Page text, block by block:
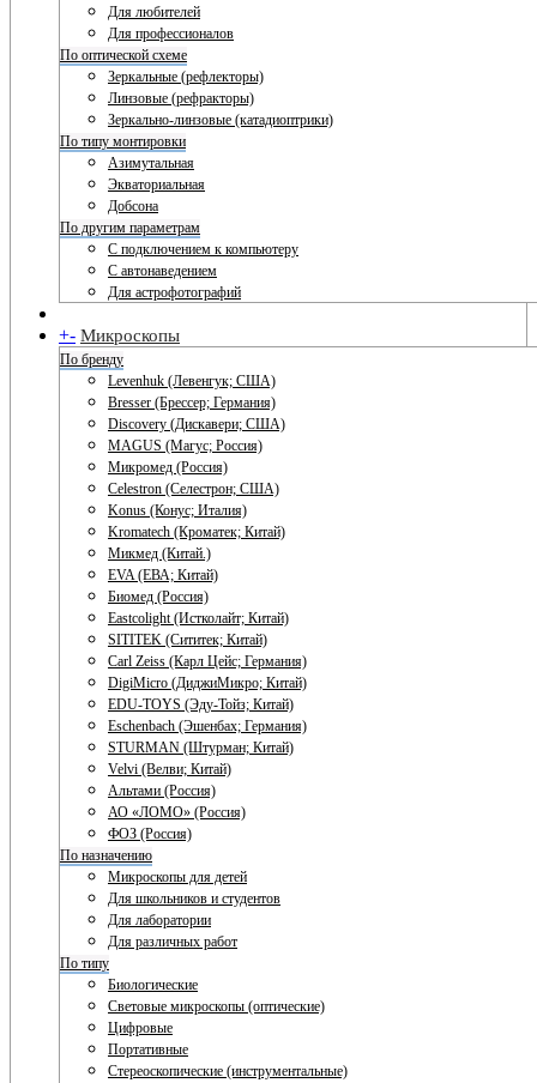
Для любителей
Для профессионалов
По оптической схеме
Зеркальные (рефлекторы)
Линзовые (рефракторы)
Зеркально-линзовые (катадиоптрики)
По типу монтировки
Азимутальная
Экваториальная
Добсона
По другим параметрам
С подключением к компьютеру
С автонаведением
Для астрофотографий
+- Микроскопы
По бренду
Levenhuk (Левенгук; США)
Bresser (Брессер; Германия)
Discovery (Дискавери; США)
MAGUS (Магус; Россия)
Микромед (Россия)
Celestron (Селестрон; США)
Konus (Конус; Италия)
Kromatech (Кроматек; Китай)
Микмед (Китай.)
EVA (ЕВА; Китай)
Биомед (Россия)
Eastcolight (Истколайт; Китай)
SITITEK (Сититек; Китай)
Carl Zeiss (Карл Цейс; Германия)
DigiMicro (ДиджиМикро; Китай)
EDU-TOYS (Эду-Тойз; Китай)
Eschenbach (Эшенбах; Германия)
STURMAN (Штурман; Китай)
Velvi (Велви; Китай)
Альтами (Россия)
АО «ЛОМО» (Россия)
ФОЗ (Россия)
По назначению
Микроскопы для детей
Для школьников и студентов
Для лаборатории
Для различных работ
По типу
Биологические
Световые микроскопы (оптические)
Цифровые
Портативные
Стереоскопические (инструментальные)